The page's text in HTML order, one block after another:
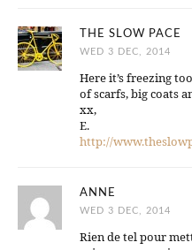
THE SLOW PACE
WED 3 DEC, 2014
Here it’s freezing
of scarfs, big coats
xx,
E.
http://
ANNE
WED 3 DEC, 2014
Rien de tel pour